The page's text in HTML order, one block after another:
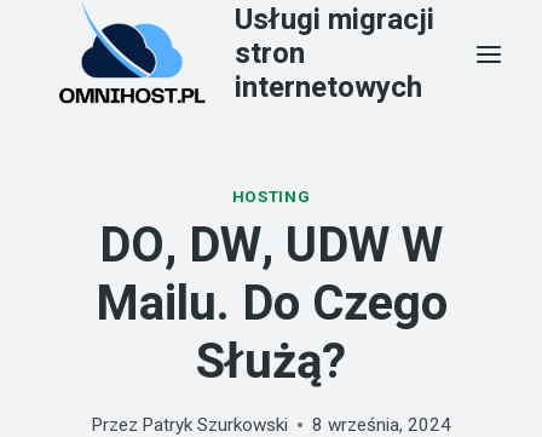
Usługi migracji
stron
internetowych
HOSTING
DO, DW, UDW W
Mailu. Do Czego
Służą?
Przez Patryk Szurkowski 8 września, 2024